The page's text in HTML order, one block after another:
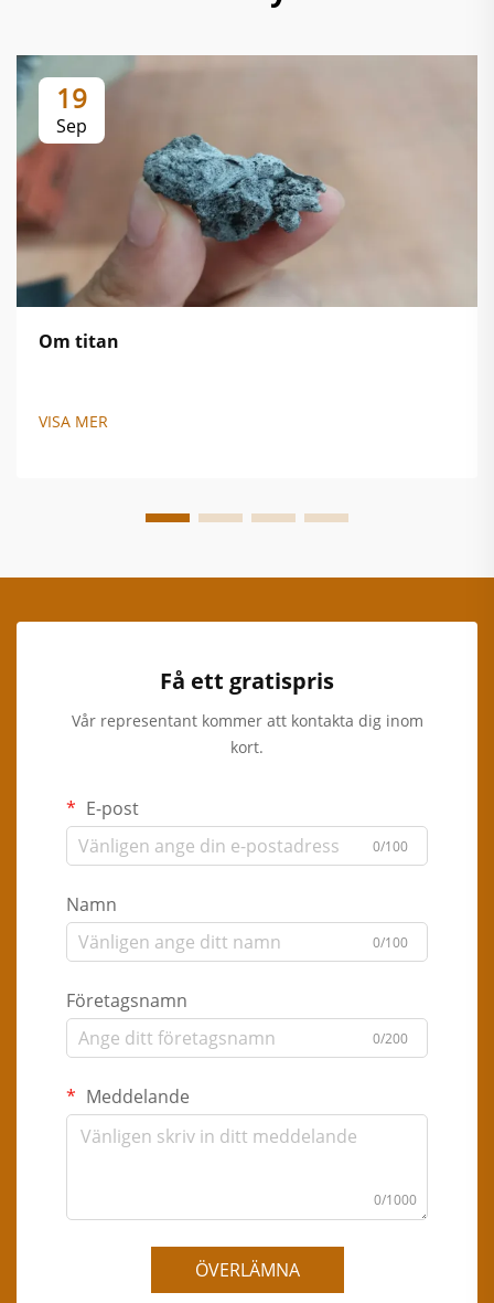
19
Sep
Om titan
VISA MER
Få ett gratispris
Vår representant kommer att kontakta dig inom
kort.
E-post
0/100
Namn
0/100
Företagsnamn
0/200
Meddelande
0/1000
ÖVERLÄMNA